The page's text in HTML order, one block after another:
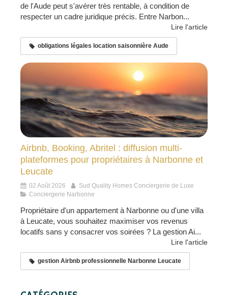
de l'Aude peut s'avérer très rentable, à condition de
respecter un cadre juridique précis. Entre Narbon...
Lire l'article
obligations légales location saisonnière Aude
Airbnb, Booking, Abritel : diffusion multi-
plateformes pour propriétaires à Narbonne et
Leucate
02 Août 2026
Sud Quality Homes Conciergerie de Luxe
Conciergerie Narbonne
Propriétaire d'un appartement à Narbonne ou d'une villa
à Leucate, vous souhaitez maximiser vos revenus
locatifs sans y consacrer vos soirées ? La gestion Ai...
Lire l'article
gestion Airbnb professionnelle Narbonne Leucate